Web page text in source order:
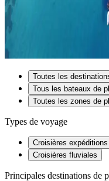
Toutes les
Tous les bateaux de
Toutes les zones de
Types de voyage
Croisières expéditions
Croisières fluviales
Principales destinations de